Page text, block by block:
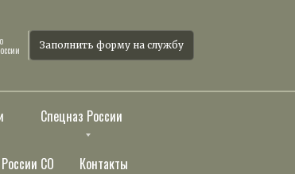
Заполнить форму на службу
Спецназ России
СО Контакты